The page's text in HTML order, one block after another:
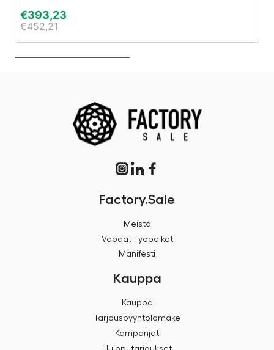
€393,23
€452,21
Factory.Sale
Meistä
Vapaat Työpaikat
Manifesti
Kauppa
Kauppa
Tarjouspyyntölomake
Kampanjat